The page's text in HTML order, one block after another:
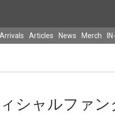
Articles News Merch
シャルファン